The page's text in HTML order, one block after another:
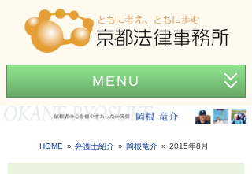
MENU
ホーム
事務所紹介
HOME 弁護士紹介 岡根竜介 2015年8月